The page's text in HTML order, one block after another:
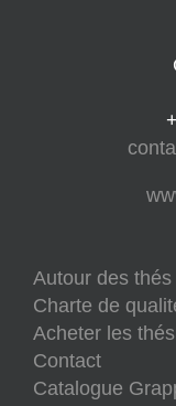
Autour des thés
Charte de
Acheter les thés
Contact
Catalogue